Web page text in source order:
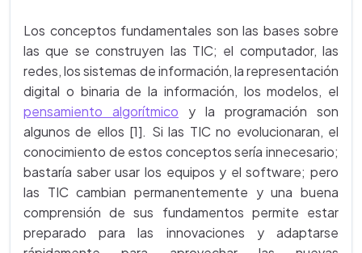
Los conceptos fundamentales son las bases sobre
las que se construyen las TIC; el computador, las
redes, los sistemas de información, la representación
digital o binaria de la información, los modelos, el
pensamiento algorítmico y la programación son
algunos de ellos [1]. Si las TIC no evolucionaran, el
conocimiento de estos conceptos sería innecesario;
bastaría saber usar los equipos y el software; pero
las TIC cambian permanentemente y una buena
comprensión de sus fundamentos permite estar
preparado para las innovaciones y adaptarse